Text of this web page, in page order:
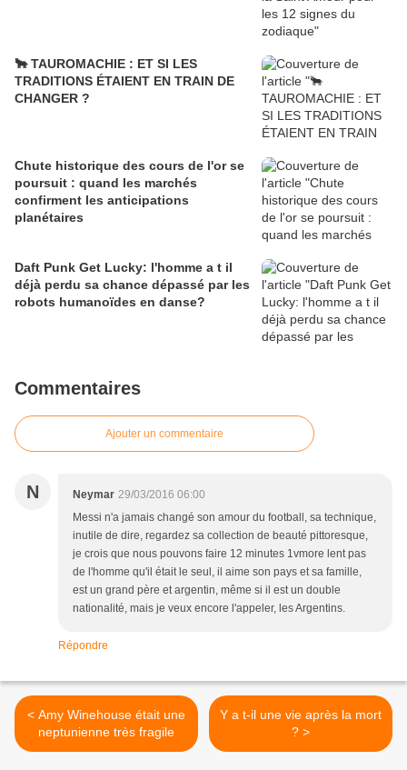
🐂 TAUROMACHIE : ET SI LES
TRADITIONS ÉTAIENT EN TRAIN DE
CHANGER ?
Chute historique des cours de l'or se
poursuit : quand les marchés
confirment les anticipations
planétaires
Daft Punk Get Lucky: l'homme a t il
déjà perdu sa chance dépassé par les
robots humanoïdes en danse?
Commentaires
Ajouter un commentaire
N Neymar 29/03/2016 06:00
Messi n'a jamais changé son amour du football, sa technique,
inutile de dire, regardez sa collection de beauté pittoresque,
je crois que nous pouvons faire 12 minutes 1vmore lent pas
de l'homme qu'il était le seul, il aime son pays et sa famille,
est un grand père et argentin, même si il est un double
nationalité, mais je veux encore l'appeler, les Argentins.
Répondre
< Amy Winehouse était une
neptunienne très fragile
Y a t-il une vie après la mort
? >